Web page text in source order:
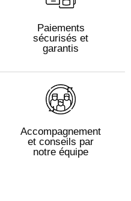
Paiements
sécurisés et
garantis
Accompagnement
et conseils par
notre équipe